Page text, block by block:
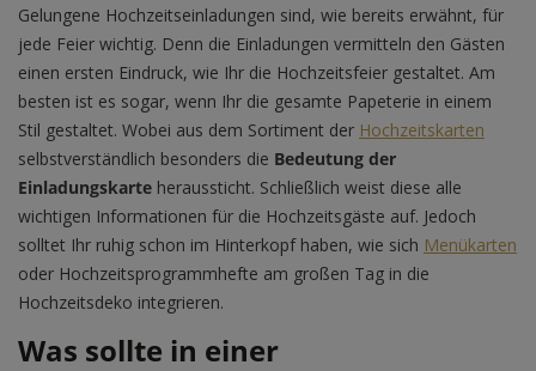
Gelungene Hochzeitseinladungen sind, wie bereits erwähnt, für
jede Feier wichtig. Denn die Einladungen vermitteln den Gästen
einen ersten Eindruck, wie Ihr die Hochzeitsfeier gestaltet. Am
besten ist es sogar, wenn Ihr die gesamte Papeterie in einem
Stil gestaltet. Wobei aus dem Sortiment der Hochzeitskarten
selbstverständlich besonders die Bedeutung der
Einladungskarte heraussticht. Schließlich weist diese alle
wichtigen Informationen für die Hochzeitsgäste auf. Jedoch
solltet Ihr ruhig schon im Hinterkopf haben, wie sich Menükarten
oder Hochzeitsprogrammhefte am großen Tag in die
Hochzeitsdeko integrieren.
Was sollte in einer